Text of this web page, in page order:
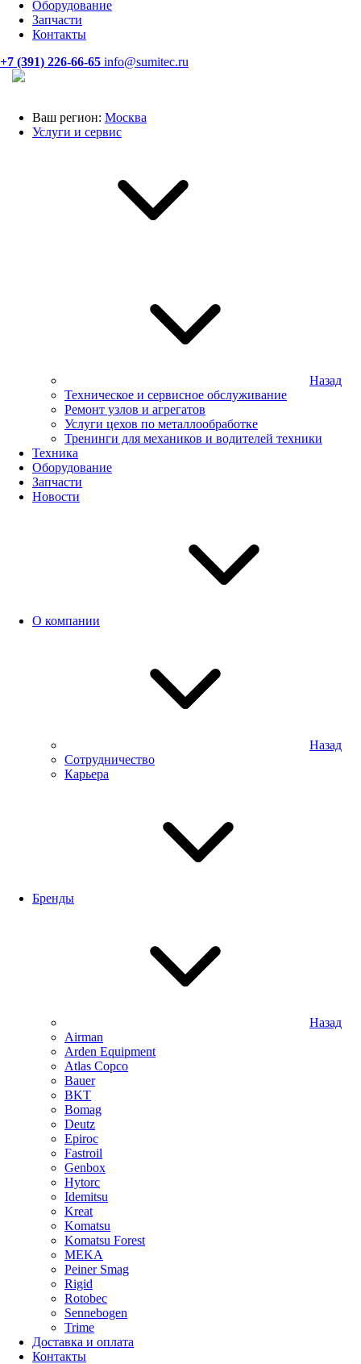
Оборудование
Запчасти
Контакты
+7 (391) 226-66-65 info@sumitec.ru
Ваш регион: Москва
Услуги и сервис
Назад
Техническое и сервисное обслуживание
Ремонт узлов и агрегатов
Услуги цехов по металлообработке
Тренинги для механиков и водителей техники
Техника
Оборудование
Запчасти
Новости
О компании
Назад
Сотрудничество
Карьера
Бренды
Назад
Airman
Arden Equipment
Atlas Сopco
Bauer
BKT
Bomag
Deutz
Epiroc
Fastroil
Genbox
Hytorc
Idemitsu
Kreat
Komatsu
Komatsu Forest
MEKA
Peiner Smag
Rigid
Rotobec
Sennebogen
Trime
Доставка и оплата
Контакты